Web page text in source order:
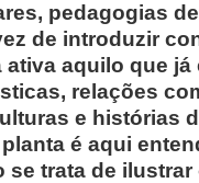
pedagogias
de introduzir
ativa aquilo que
relações
e histórias
é aqui
se trata de